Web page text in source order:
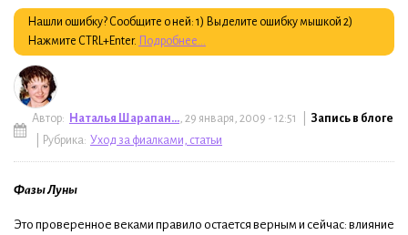
Нашли ошибку? Сообщите о ней: 1) Выделите ошибку мышкой 2)
Нажмите CTRL+Enter. Подробнее...
Автор: Наталья Шарапан..., 29 января, 2009 - 12:51 | Запись в блоге
| Рубрика: Уход за фиалками, статьи
Фазы Луны
Это проверенное веками правило остается верным и сейчас: влияние